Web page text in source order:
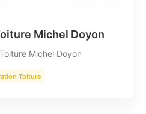
Michel Doyon
Michel Doyon
Toiture